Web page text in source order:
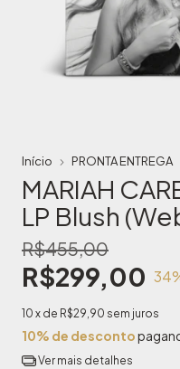
Início PRONTA ENTREGA
MARIAH
LP Blush
R$455,00
R$299,00 34
10 x de R$29,90 sem juros
10% de desconto
Ver mais detalhes